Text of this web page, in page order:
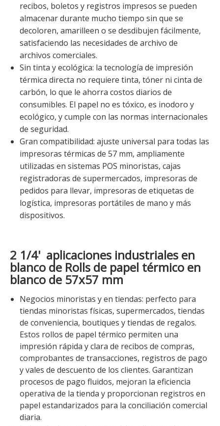
recibos, boletos y registros impresos se pueden
almacenar durante mucho tiempo sin que se
decoloren, amarilleen o se desdibujen fácilmente,
satisfaciendo las necesidades de archivo de
archivos comerciales.
Sin tinta y ecológica: la tecnología de impresión
térmica directa no requiere tinta, tóner ni cinta de
carbón, lo que le ahorra costos diarios de
consumibles. El papel no es tóxico, es inodoro y
ecológico, y cumple con las normas internacionales
de seguridad.
Gran compatibilidad: ajuste universal para todas las
impresoras térmicas de 57 mm, ampliamente
utilizadas en sistemas POS minoristas, cajas
registradoras de supermercados, impresoras de
pedidos para llevar, impresoras de etiquetas de
logística, impresoras portátiles de mano y más
dispositivos.
2 1/4' aplicaciones industriales en
blanco de Rolls de papel térmico en
blanco de 57x57 mm
Negocios minoristas y en tiendas: perfecto para
tiendas minoristas físicas, supermercados, tiendas
de conveniencia, boutiques y tiendas de regalos.
Estos rollos de papel térmico permiten una
impresión rápida y clara de recibos de compras,
comprobantes de transacciones, registros de pago
y vales de descuento de los clientes. Garantizan
procesos de pago fluidos, mejoran la eficiencia
operativa de la tienda y proporcionan registros en
papel estandarizados para la conciliación comercial
diaria.